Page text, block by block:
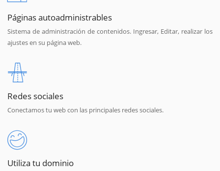
Páginas autoadministrables
Sistema de administración de contenidos. Ingresar, Editar, realizar los
ajustes en su página web.
Redes sociales
Conectamos tu web con las principales redes sociales.
Utiliza tu dominio